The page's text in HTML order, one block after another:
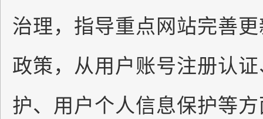
治理，指导重点网站完善
政策，从用户账号注册认
护、用户个人信息保护等